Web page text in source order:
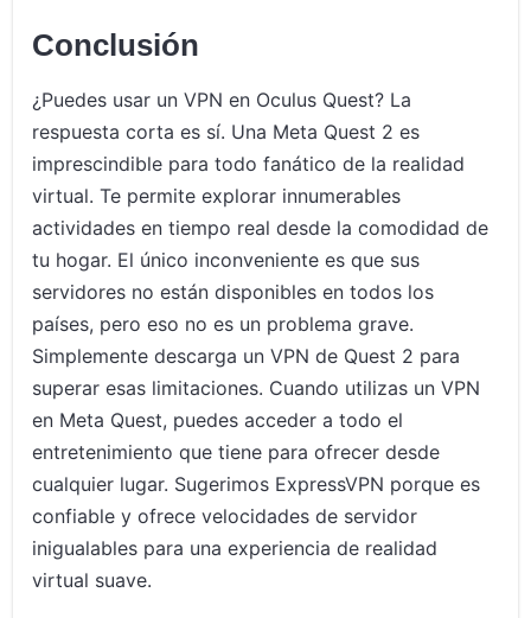
Conclusión
¿Puedes usar un VPN en Oculus Quest? La
respuesta corta es sí. Una Meta Quest 2 es
imprescindible para todo fanático de la realidad
virtual. Te permite explorar innumerables
actividades en tiempo real desde la comodidad de
tu hogar. El único inconveniente es que sus
servidores no están disponibles en todos los
países, pero eso no es un problema grave.
Simplemente descarga un VPN de Quest 2 para
superar esas limitaciones. Cuando utilizas un VPN
en Meta Quest, puedes acceder a todo el
entretenimiento que tiene para ofrecer desde
cualquier lugar. Sugerimos ExpressVPN porque es
confiable y ofrece velocidades de servidor
inigualables para una experiencia de realidad
virtual suave.